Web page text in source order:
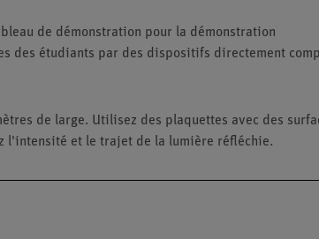
de démonstration pour la démonstration
des étudiants par des dispositifs directement
de large. Utilisez des plaquettes avec des
l'intensité et le trajet de la lumière réfléchie.